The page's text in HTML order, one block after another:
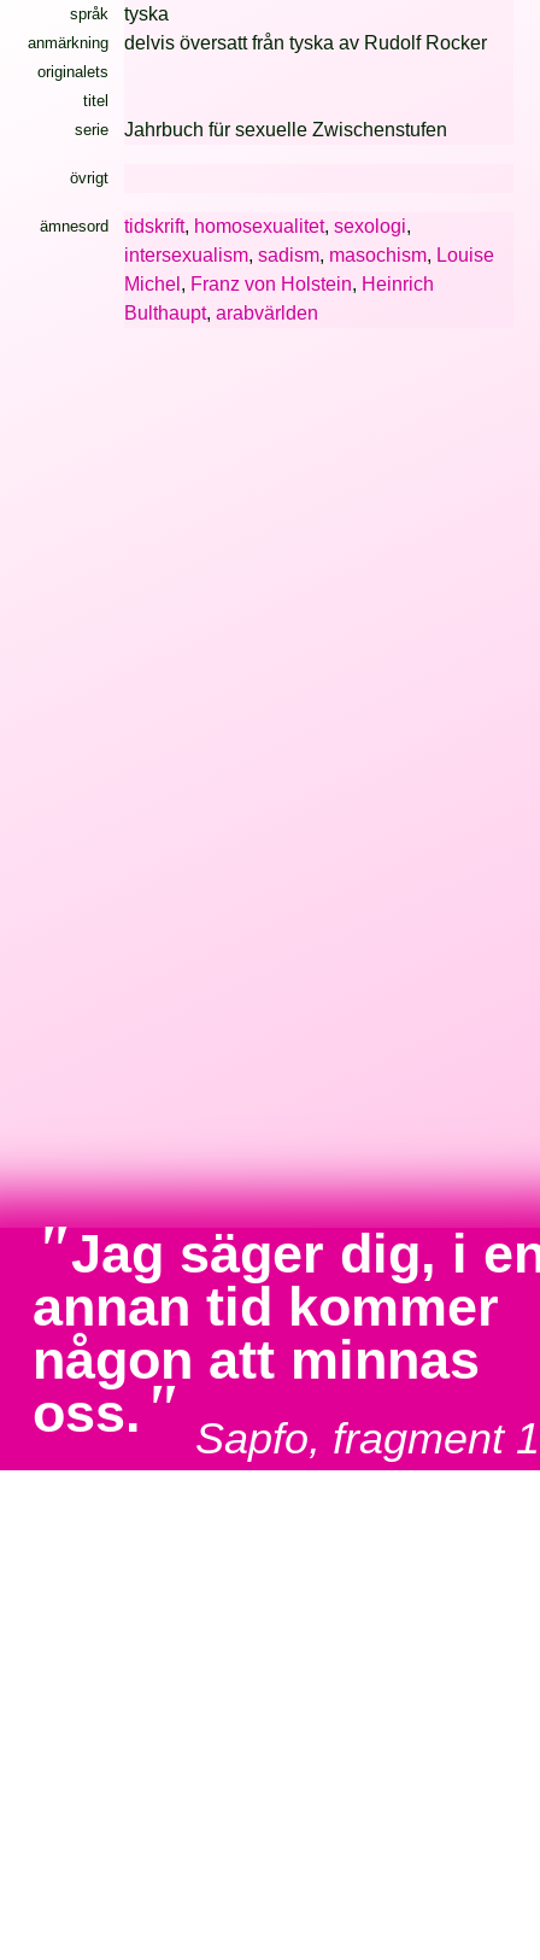
språk tyska
anmärkning delvis översatt från tyska av Rudolf Rocker
originalets
titel
serie
Jahrbuch für sexuelle Zwischenstufen
övrigt
ämnesord tidskrift, homosexualitet, sexologi,
intersexualism, sadism, masochism, Louise
Michel , Franz von Holstein, Heinrich
Bulthaupt, arabvärlden
"Jag säger dig, i
annan tid kommer
någon att minnas
oss. " Sapfo, fragment